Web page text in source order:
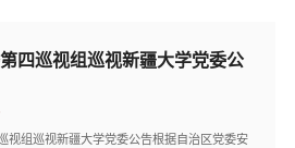
... 四巡视组巡视新疆大学党委公
视组巡视新疆大学党委公告根据自治区党委安